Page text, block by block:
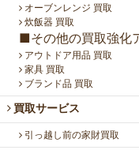
オーブンレンジ 買取
炊飯器 買取
■その他の買取強化
アウトドア用品 買取
家具 買取
ブランド品 買取
買取サービス
引っ越し前の家財買取